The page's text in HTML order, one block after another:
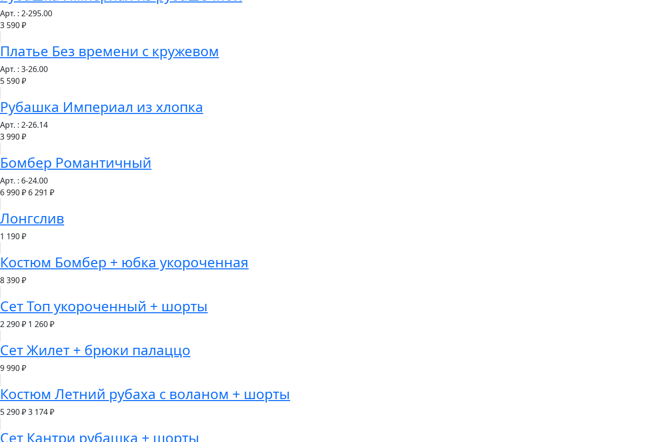
Арт. : 2-295.00
3 590 ₽
Платье Без времени с кружевом
Арт. : 3-26.00
5 590 ₽
Рубашка Империал из хлопка
Арт. : 2-26.14
3 990 ₽
Бомбер Романтичный
Арт. : 6-24.00
6 990 ₽ 6 291 ₽
Лонгслив
1 190 ₽
Костюм Бомбер + юбка укороченная
8 390 ₽
Сет Топ укороченный + шорты
2 290 ₽ 1 260 ₽
Сет Жилет + брюки палаццо
9 990 ₽
Костюм Летний рубаха с воланом + шорты
5 290 ₽3 174 ₽
Сет Кантри рубашка + шорты